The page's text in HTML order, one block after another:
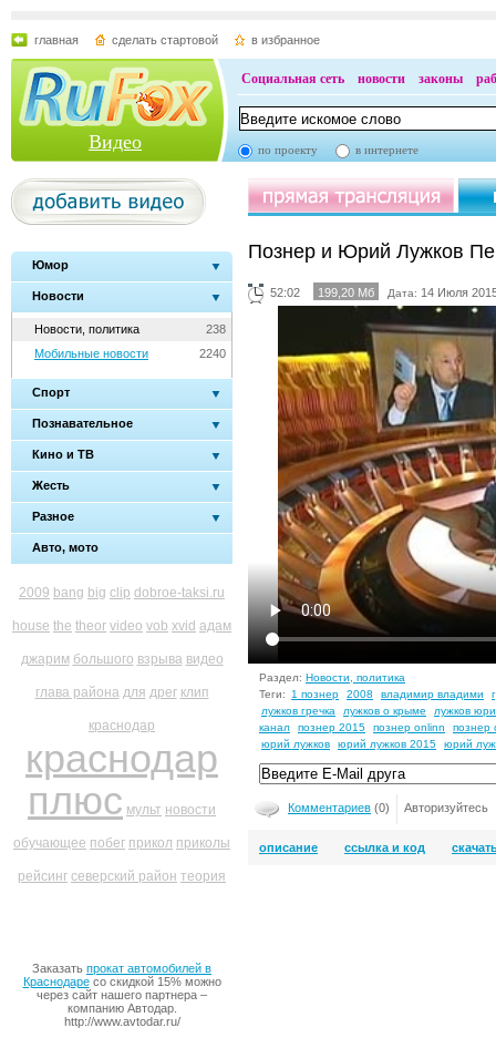
главная сделать стартовой в избранное
Видео
Социальная сеть новости законы
по проекту в интернете
Юмор
Новости
238
Новости, политика
2240
Мобильные новости
Спорт
Познавательное
Кино и ТВ
Жесть
Разное
Авто, мото
2009 bang big clip dobroe-taksi.ru
house the theor video vob xvid адам
джарим большого взрыва видео
глава района для дрег клип
краснодар
краснодар
плюс мульт новости
обучающее побег прикол приколы
рейсинг северский район теория
Заказать прокат автомобилей в
Краснодаресо скидкой 15% можно
через сайт нашего партнера –
компанию Автодар.
http://www.avtodar.ru/
Познер и Юрий Лужков
52:02 199,20 Мб Дата: 14 Июля
Раздел: Новости, политика
Теги:
1 познер 2008 владимир владими
лужков гречка
лужков о крыме
лужков
канал
познер 2015 познер onlinn
познер
юрий лужков
юрий лужков 2015 юрий
Комментариев (0) Авторизуйтесь
описание ссылка и код